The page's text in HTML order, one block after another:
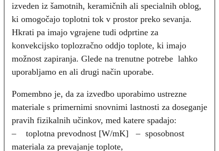
izveden iz šamotnih, keramičnih ali specialnih oblog,
ki omogočajo toplotni tok v prostor preko sevanja.
Hkrati pa imajo vgrajene tudi odprtine za
konvekcijsko toplozračno oddjo toplote, ki imajo
možnost zapiranja. Glede na trenutne potrebe lahko
uporabljamo en ali drugi način uporabe.
Pomembno je, da za izvedbo uporabimo ustrezne
materiale s primernimi snovnimi lastnosti za doseganje
pravih fizikalnih učinkov, med katere spadajo:
– toplotna prevodnost [W/mK] – sposobnost
materiala za prevajanje toplote,